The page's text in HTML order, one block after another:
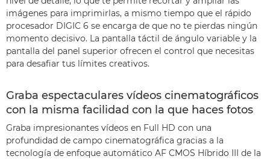
imágenes para imprimirlas, a mismo tiempo que el rápido
procesador DIGIC 6 se encarga de que no te pierdas ningún
momento decisivo. La pantalla táctil de ángulo variable y la
pantalla del panel superior ofrecen el control que necesitas
para desafiar tus límites creativos.
Graba espectaculares vídeos cinematográficos
con la misma facilidad con la que haces fotos
Graba impresionantes vídeos en Full HD con una
profundidad de campo cinematográfica gracias a la
tecnología de enfoque automático AF CMOS Híbrido III de la